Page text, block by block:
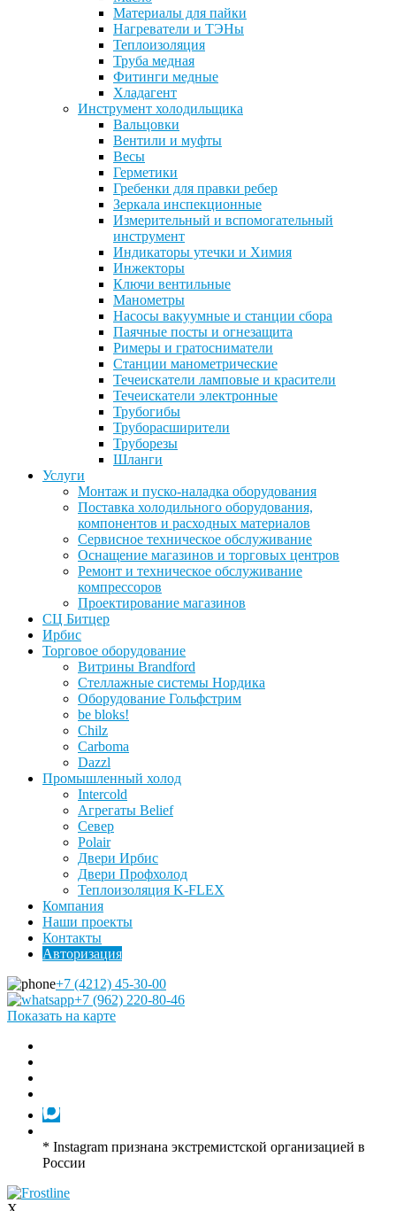
Материалы для пайки
Нагреватели и ТЭНы
Теплоизоляция
Труба медная
Фитинги медные
Хладагент
Инструмент холодильщика
Вальцовки
Вентили и муфты
Весы
Герметики
Гребенки для правки ребер
Зеркала инспекционные
Измерительный и вспомогательный
инструмент
Индикаторы утечки и Химия
Инжекторы
Ключи вентильные
Манометры
Насосы вакуумные и станции сбора
Паячные посты и огнезащита
Римеры и гратосниматели
Станции манометрические
Течеискатели ламповые и красители
Течеискатели электронные
Трубогибы
Труборасширители
Труборезы
Шланги
Услуги
Монтаж и пуско-наладка оборудования
Поставка холодильного оборудования,
компонентов и расходных материалов
Сервисное техническое обслуживание
Оснащение магазинов и торговых центров
Ремонт и техническое обслуживание
компрессоров
Проектирование магазинов
СЦ Битцер
Ирбис
Торговое оборудование
Витрины Brandford
Стеллажные системы Нордика
Оборудование Гольфстрим
be bloks!
Chilz
Carboma
Dazzl
Промышленный холод
Intercold
Агрегаты Belief
Север
Polair
Двери Ирбис
Двери Профхолод
Теплоизоляция K-FLEX
Компания
Наши проекты
Контакты
Авторизация
+7 (4212) 45-30-00
+7 (962) 220-80-46
Показать на карте
* Instagram признана экстремистской организацией в
России